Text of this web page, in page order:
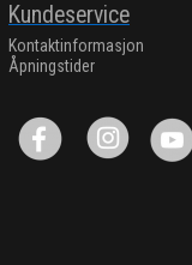
Kundeservice
Kontaktinformasjon
Åpningstider